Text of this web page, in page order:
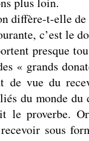
diffère-t-elle
c’est le
presque
« grands
vue du
du monde
le proverbe.
sous